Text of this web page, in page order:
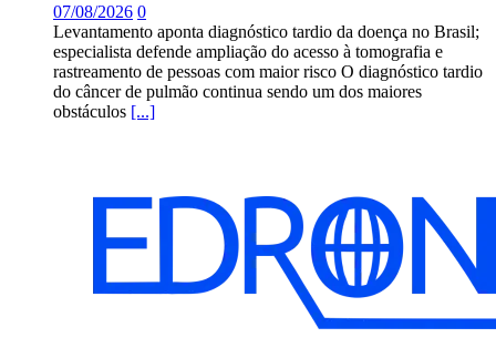
07/08/2026 0
Levantamento aponta diagnóstico tardio da doença no Brasil;
especialista defende ampliação do acesso à tomografia e
rastreamento de pessoas com maior risco O diagnóstico tardio
do câncer de pulmão continua sendo um dos maiores
obstáculos [...]